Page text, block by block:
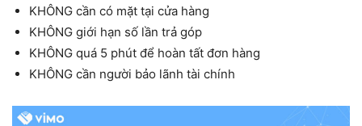
KHÔNG cần có mặt tại cửa hàng
KHÔNG giới hạn số lần trả góp
KHÔNG quá 5 phút để hoàn tất đơn hàng
KHÔNG cần người bảo lãnh tài chính